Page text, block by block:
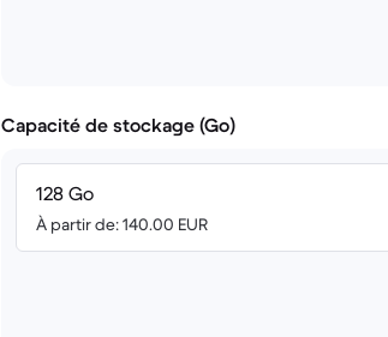
Capacité de stockage (Go)
128 Go
À partir de: 140.00 EUR